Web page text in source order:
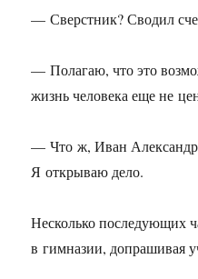
— Сверстник? Сводил
— Полагаю, что это
жизнь человека еще не
— Что ж, Иван
Я открываю дело.
Несколько последующих
в гимназии, допрашивая